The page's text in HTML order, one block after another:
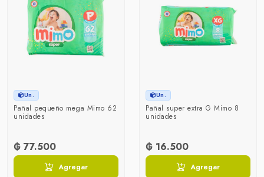
Un.
Pañal pequeño mega Mimo 62
unidades
₲ 77.500
Agregar
Un.
Pañal super extra G Mimo 8
unidades
₲ 16.500
Agregar